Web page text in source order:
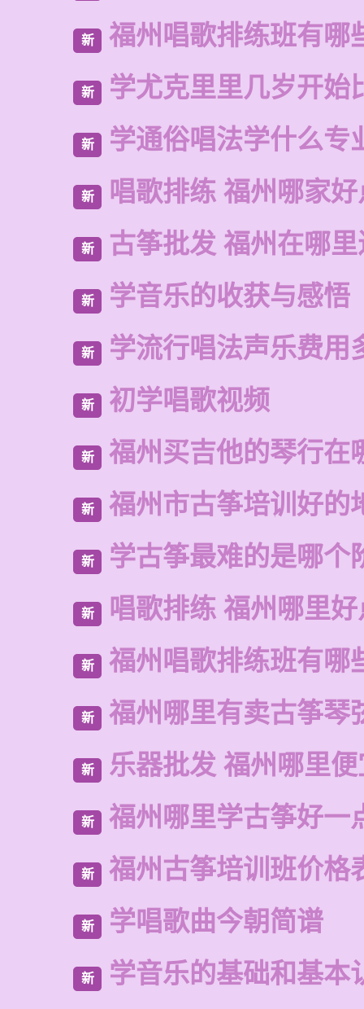
新 福州唱歌排练班有哪
新 学尤克里里几岁开始
新 学通俗唱法学什么专
新 唱歌排练 福州哪家好
新 古筝批发 福州在哪
新 学音乐的收获与感悟
新 学流行唱法声乐费用
新 初学唱歌视频
新 福州买吉他的琴行在
新 福州市古筝培训好的
新 学古筝最难的是哪个
新 唱歌排练 福州哪里好
新 福州唱歌排练班有哪
新 福州哪里有卖古筝琴
新 乐器批发 福州哪里
新 福州哪里学古筝好一
新 福州古筝培训班价格
新 学唱歌曲今朝简谱
新 学音乐的基础和基本